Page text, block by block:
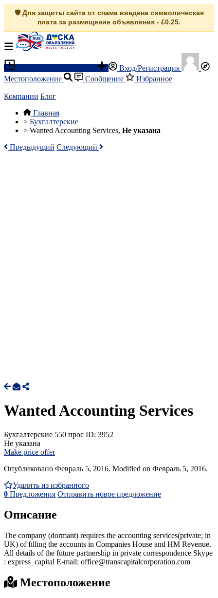
🛡️ Для защиты сайта от спама введена символическая
плата за размещение объявления - £0.25.
Вход/Регистрация
Местоположение
Сообщение Избранное
Компании Блог
Главная
> Бухгалтерские
> Wanted Accounting Services, Не указана
Предыдущий Следующий
Wanted Accounting Services
Бухгалтерские 550 прос ID: 3952
Не указана
Make price offer
Опубликовано Февраль 5, 2016. Modified on Февраль 5, 2016.
Удалить из избранного
0 Предложения Отправить новое предложение
Описание
The company (dormant) requires the accounting services(private; in
UK) of filling the accounts in Companies House and HM Revenue.
All details of the future partnership in private correspondence Skype
: express_capital E-mail: office@transcapitalcorporation.com
Местоположение